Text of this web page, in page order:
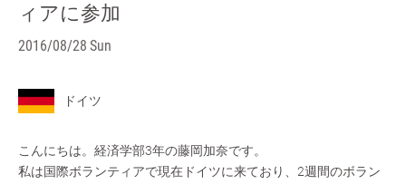
ィアに参加
2016/08/28 Sun
ドイツ
こんにちは。経済学部3年の藤岡加奈です。
私は国際ボランティアで現在ドイツに来ており、2週間のボラン